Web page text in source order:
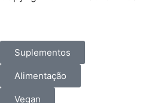
Suplementos
Alimentação
Vegan